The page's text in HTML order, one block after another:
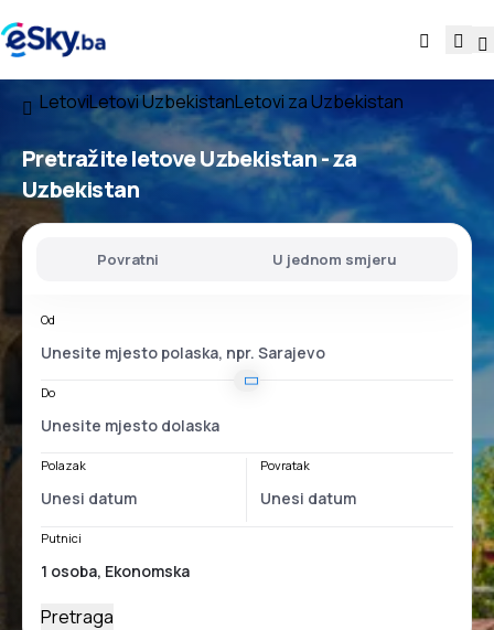
LetoviLetovi UzbekistanLetovi za Uzbekistan
Pretražite letoveUzbekistan - za
Uzbekistan
Povratni U jednom smjeru
Od
Do
Polazak Povratak
Putnici
Pretraga